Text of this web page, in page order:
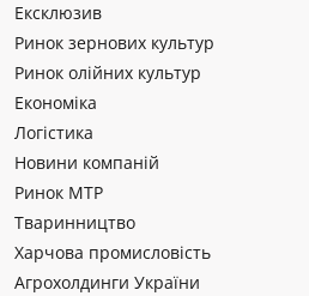
Ексклюзив
Ринок зернових культур
Ринок олійних культур
Економіка
Логістика
Новини компаній
Ринок МТР
Тваринництво
Харчова промисловість
Агрохолдинги України